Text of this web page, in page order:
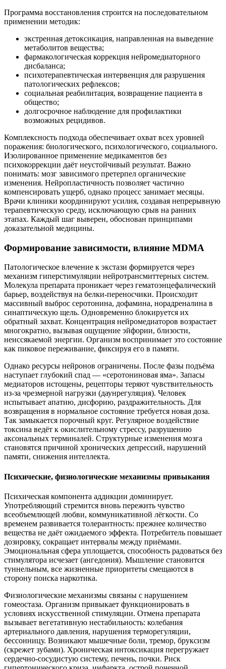
Программа восстановления строится на последовательном
применении методик:
экстренная детоксикация, направленная на выведение
метаболитов вещества;
фармакологическая коррекция нейромедиаторного
дисбаланса;
психотерапевтическая интервенция для разрушения
патологических рефлексов;
социальная реабилитация, возвращение пациента в
общество;
долгосрочное наблюдение для профилактики
возможных рецидивов.
Комплексность подхода обеспечивает охват всех уровней
поражения: биологического, психологического, социального.
Изолированное применение медикаментов без
психокоррекции даёт неустойчивый результат. Важно
понимать: мозг зависимого претерпел органические
изменения. Нейропластичность позволяет частично
компенсировать ущерб, однако процесс занимает месяцы.
Врачи клиники координируют усилия, создавая непрерывную
терапевтическую среду, исключающую срыв на ранних
этапах. Каждый шаг выверен, обоснован принципами
доказательной медицины.
Формирование зависимости, влияние MDMA
Патологическое влечение к экстази формируется через
механизм гиперстимуляции нейротрансмиттерных систем.
Молекула препарата проникает через гематоэнцефалический
барьер, воздействуя на белки-переносчики. Происходит
массивный выброс серотонина, дофамина, норадреналина в
синаптическую щель. Одновременно блокируется их
обратный захват. Концентрация нейромедиаторов возрастает
многократно, вызывая ощущение эйфории, близости,
неиссякаемой энергии. Организм воспринимает это состояние
как пиковое переживание, фиксируя его в памяти.
Однако ресурсы нейронов ограничены. После фазы подъёма
наступает глубокий спад — «серотониновая яма». Запасы
медиаторов истощены, рецепторы теряют чувствительность
из-за чрезмерной нагрузки (даунрегуляция). Человек
испытывает апатию, дисфорию, раздражительность. Для
возвращения в нормальное состояние требуется новая доза.
Так замыкается порочный круг. Регулярное воздействие
токсина ведёт к окислительному стрессу, разрушению
аксональных терминалей. Структурные изменения мозга
становятся причиной хронических депрессий, нарушений
памяти, снижения интеллекта.
Психические, физиологические механизмы привыкания
Психическая компонента аддикции доминирует.
Употребляющий стремится вновь пережить чувство
всеобъемлющей любви, коммуникативной лёгкости. Со
временем развивается толерантность: прежнее количество
вещества не даёт ожидаемого эффекта. Потребитель повышает
дозировку, сокращает интервалы между приёмами.
Эмоциональная сфера уплощается, способность радоваться без
стимулятора исчезает (ангедония). Мышление становится
туннельным, все жизненные приоритеты смещаются в
сторону поиска наркотика.
Физиологические механизмы связаны с нарушением
гомеостаза. Организм привыкает функционировать в
условиях искусственной стимуляции. Отмена препарата
вызывает вегетативную нестабильность: колебания
артериального давления, нарушения терморегуляции,
бессонницу. Возникают мышечные боли, тремор, бруксизм
(скрежет зубами). Хроническая интоксикация перегружает
сердечно-сосудистую систему, печень, почки. Риск